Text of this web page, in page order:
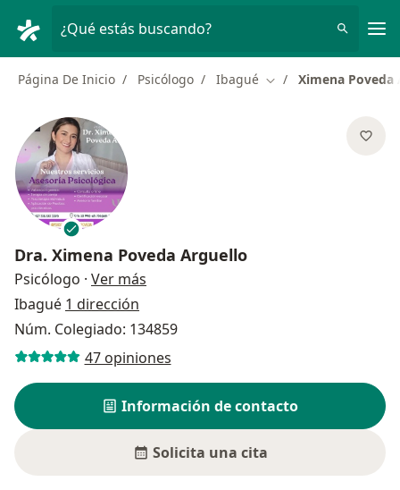
¿Qué estás buscando?
Página De Inicio Psicólogo Ibagué Cambiar de ciudad
Ximena Poveda
Dra. Ximena Poveda Arguello
Psicólogo · Ver más
Ibagué 1 dirección
Núm. Colegiado: 134859
47 opiniones
Información de contacto
Solicita una cita